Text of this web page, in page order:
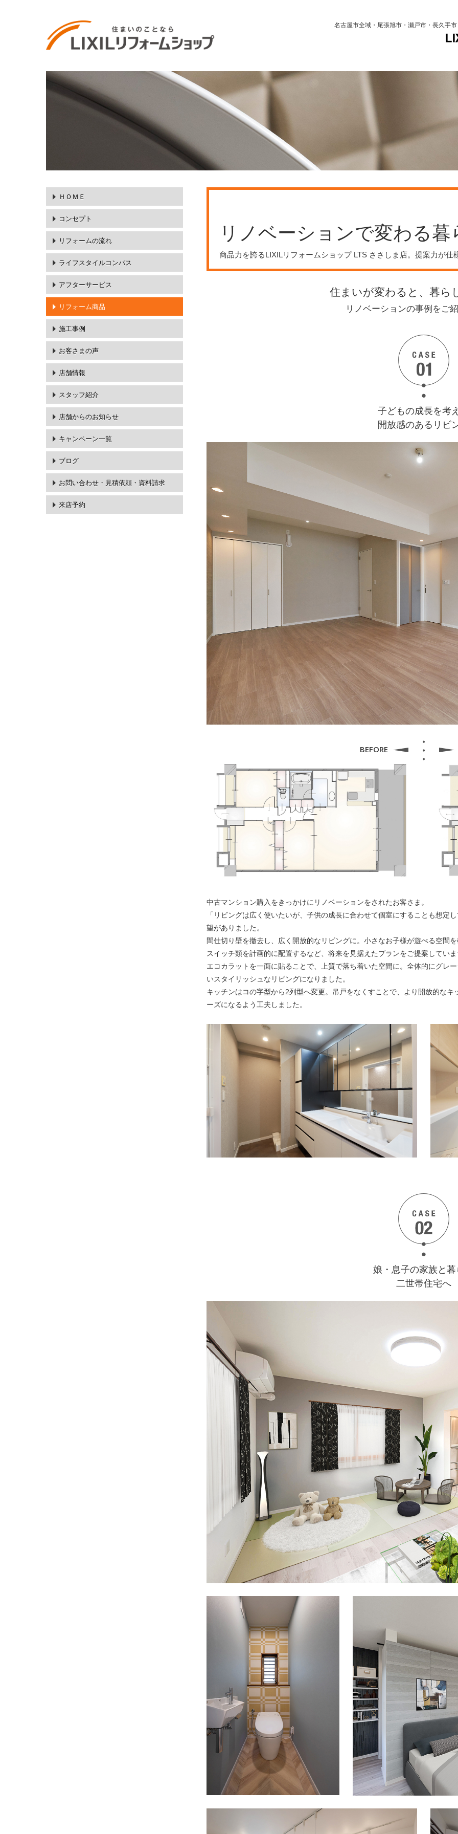
名古屋市全域・尾張旭市・瀬戸市・長久手
ＨＯＭＥ
コンセプト
リフォームの流れ
ライフスタイルコンパス
アフターサービス
リフォーム商品
施工事例
お客さまの声
店舗情報
スタッフ紹介
店舗からのお知らせ
キャンペーン一覧
ブログ
お問い合わせ・ 見積依頼・資料請求
来店予約
リノベーションで変わる暮
商品力を誇るLIXILリフォームショップ LTS ささしま店。提案力が仕
住まいが変わると、暮ら
リノベーションの事例をご
子どもの成長を考
開放感のあるリビ
BEFORE
中古マンション購入をきっかけにリノベーションをされたお客さま。
「リビングは広く使いたいが、子供の成長に合わせて個室にすることも想定
望がありました。
間仕切り壁を撤去し、広く開放的なリビングに。小さなお子様が遊べる空間
スイッチ類を計画的に配置するなど、将来を見据えたプランをご提案してい
エコカラットを一面に貼ることで、上質で落ち着いた空間に。全体的にグレ
いスタイリッシュなリビングになりました。
キッチンはコの字型から2列型へ変更。吊戸をなくすことで、より開放的な
ーズになるよう工夫しました。
娘・息子の家族と
二世帯住宅へ